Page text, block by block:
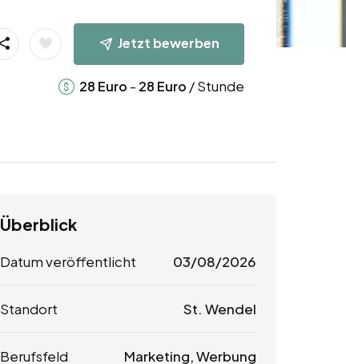
Jetzt bewerben
28 Euro - 28 Euro / Stunde
Überblick
Datum veröffentlicht 03/08/2026
Standort St. Wendel
Berufsfeld Marketing, Werbung